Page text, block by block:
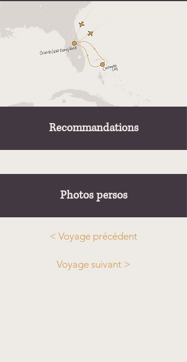
Recommandations
Photos persos
< Voyage précédent
Voyage suivant >